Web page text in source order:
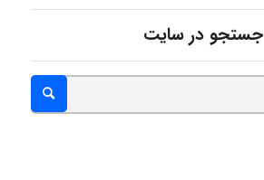
hosein abdolvand
جستجو در سایت